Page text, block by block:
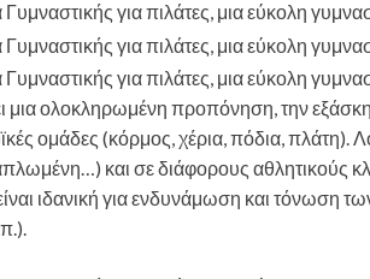
μια ολοκληρωμένη προπόνηση, την
ομάδες (κόρμος, χέρια, πόδια, πλάτη).
και σε διάφορους
ιδανική για ενδυνάμωση και τόνωση